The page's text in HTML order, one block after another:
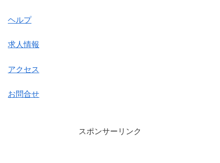
ヘルプ
求人情報
アクセス
お問合せ
スポンサーリンク